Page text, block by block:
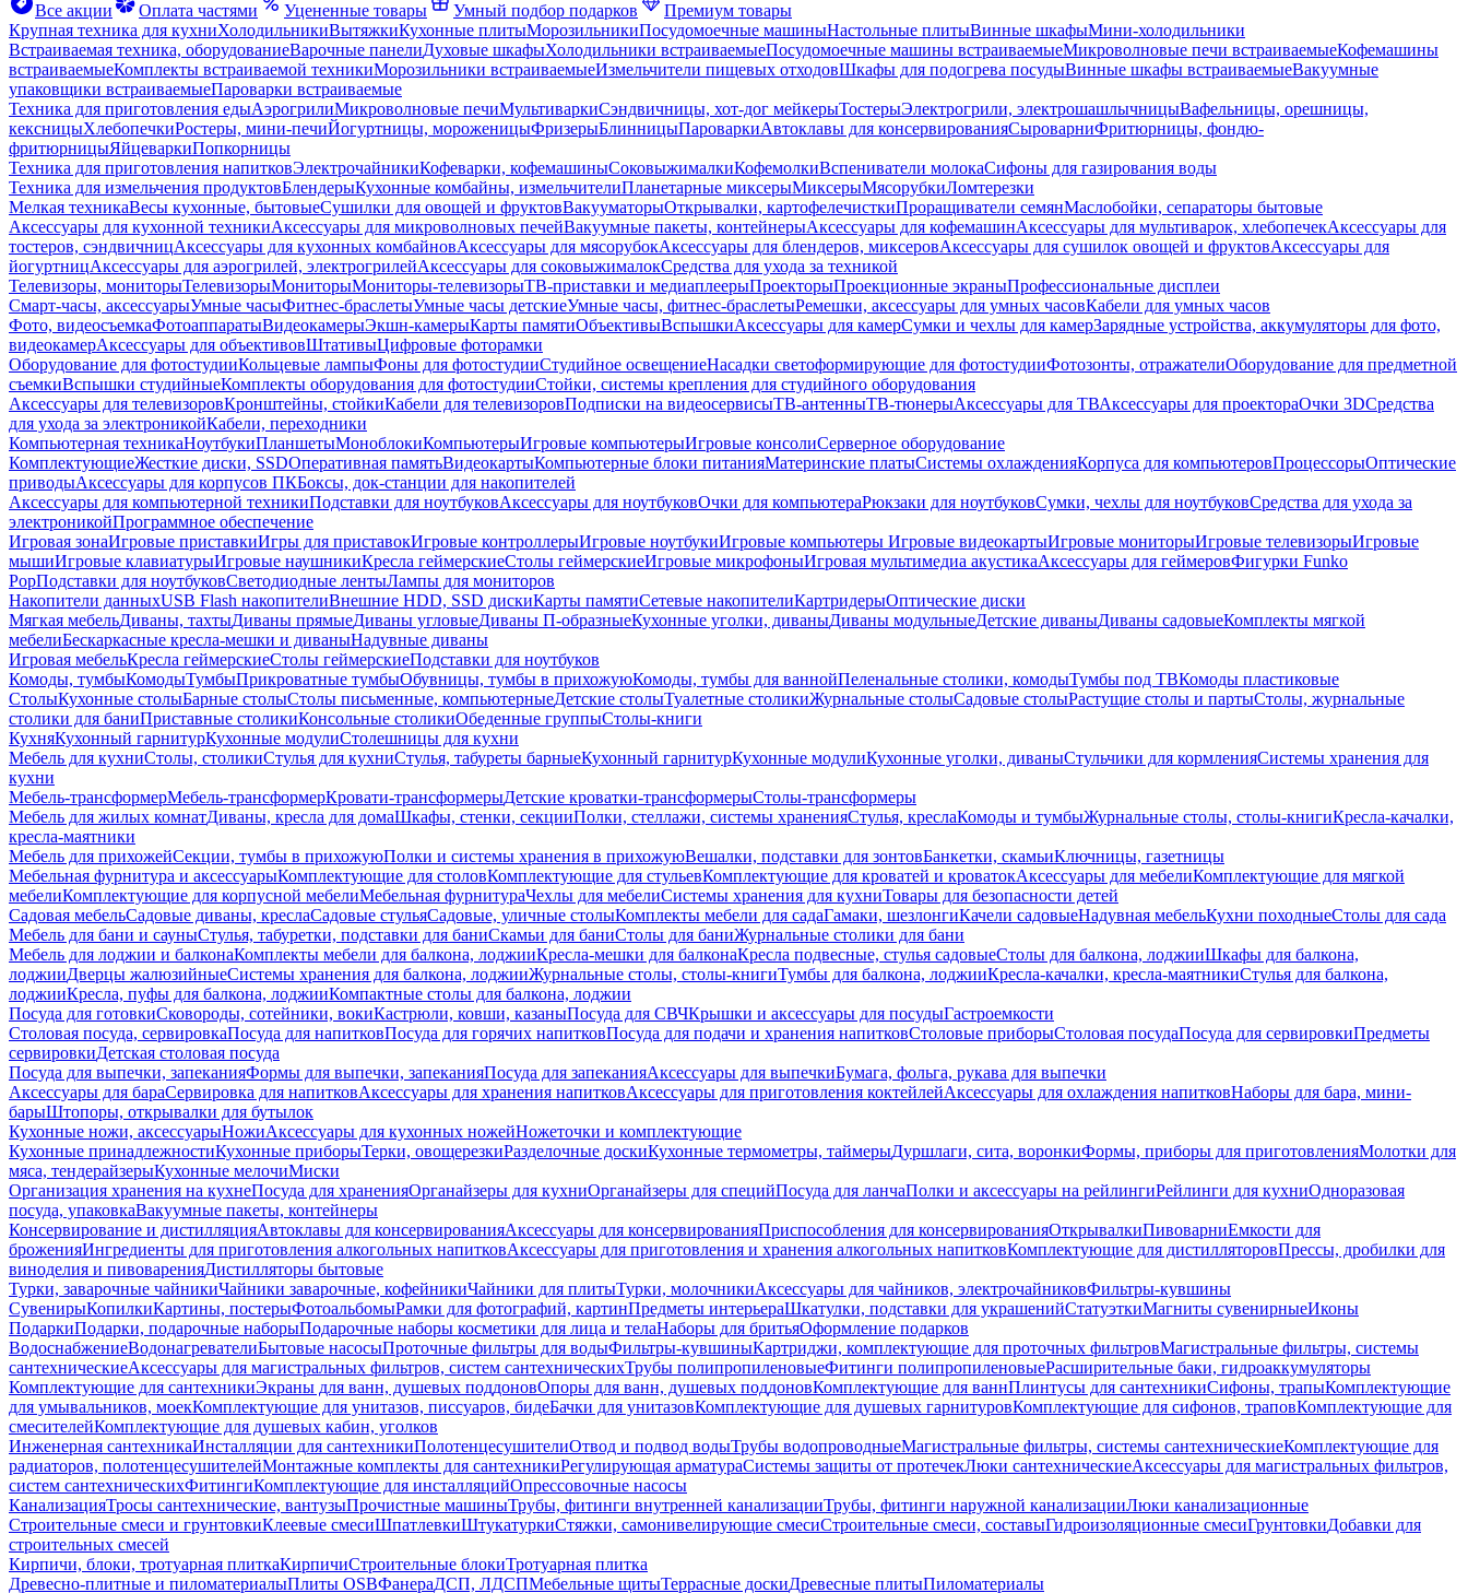
Все акции
Оплата частями Уцененные товары Умный подбор подарков
Премиум товары
Крупная техника для кухниХолодильникиВытяжкиКухонные плитыМорозильникиПосудомоечные машиныНастольные плитыВинные шкафыМини-холодильники
Встраиваемая техника, оборудованиеВарочные панелиДуховые шкафыХолодильники встраиваемыеПосудомоечные машины встраиваемыеМикроволновые печи встраиваемыеКофемашины
встраиваемыеКомплекты встраиваемой техникиМорозильники встраиваемыеИзмельчители пищевых отходовШкафы для подогрева посудыВинные шкафы встраиваемыеВакуумные
упаковщики встраиваемыеПароварки встраиваемые
Техника для приготовления едыАэрогрилиМикроволновые печиМультиваркиСэндвичницы, хот-дог мейкерыТостерыЭлектрогрили, электрошашлычницыВафельницы, орешницы,
кексницыХлебопечкиРостеры, мини-печиЙогуртницы, мороженицыФризерыБлинницыПароваркиАвтоклавы для консервированияСыроварниФритюрницы, фондю-
фритюрницыЯйцеваркиПопкорницы
Техника для приготовления напитковЭлектрочайникиКофеварки, кофемашиныСоковыжималкиКофемолкиВспениватели молокаСифоны для газирования воды
Техника для измельчения продуктовБлендерыКухонные комбайны, измельчителиПланетарные миксерыМиксерыМясорубкиЛомтерезки
Мелкая техникаВесы кухонные, бытовыеСушилки для овощей и фруктовВакууматорыОткрывалки, картофелечисткиПроращиватели семянМаслобойки, сепараторы бытовые
Аксессуары для кухонной техникиАксессуары для микроволновых печейВакуумные пакеты, контейнерыАксессуары для кофемашинАксессуары для мультиварок, хлебопечекАксессуары для
тостеров, сэндвичницАксессуары для кухонных комбайновАксессуары для мясорубокАксессуары для блендеров, миксеровАксессуары для сушилок овощей и фруктовАксессуары для
йогуртницАксессуары для аэрогрилей, электрогрилейАксессуары для соковыжималокСредства для ухода за техникой
Телевизоры, мониторыТелевизорыМониторыМониторы-телевизорыТВ-приставки и медиаплеерыПроекторыПроекционные экраныПрофессиональные дисплеи
Смарт-часы, аксессуарыУмные часыФитнес-браслетыУмные часы детскиеУмные часы, фитнес-браслетыРемешки, аксессуары для умных часовКабели для умных часов
Фото, видеосъемкаФотоаппаратыВидеокамерыЭкшн-камерыКарты памятиОбъективыВспышкиАксессуары для камерСумки и чехлы для камерЗарядные устройства, аккумуляторы для фото,
видеокамерАксессуары для объективовШтативыЦифровые фоторамки
Оборудование для фотостудииКольцевые лампыФоны для фотостудииСтудийное освещениеНасадки светоформирующие для фотостудииФотозонты, отражателиОборудование для предметной
съемкиВспышки студийныеКомплекты оборудования для фотостудииСтойки, системы крепления для студийного оборудования
Аксессуары для телевизоровКронштейны, стойкиКабели для телевизоровПодписки на видеосервисыТВ-антенныТВ-тюнерыАксессуары для ТВАксессуары для проектораОчки 3DСредства
для ухода за электроникойКабели, переходники
Компьютерная техникаНоутбукиПланшетыМоноблокиКомпьютерыИгровые компьютерыИгровые консолиСерверное оборудование
КомплектующиеЖесткие диски, SSDОперативная памятьВидеокартыКомпьютерные блоки питанияМатеринские платыСистемы охлажденияКорпуса для компьютеровПроцессорыОптические
приводыАксессуары для корпусов ПКБоксы, док-станции для накопителей
Аксессуары для компьютерной техникиПодставки для ноутбуковАксессуары для ноутбуковОчки для компьютераРюкзаки для ноутбуковСумки, чехлы для ноутбуковСредства для ухода за
электроникойПрограммное обеспечение
Игровая зонаИгровые приставкиИгры для приставокИгровые контроллерыИгровые ноутбукиИгровые компьютеры Игровые видеокартыИгровые мониторыИгровые телевизорыИгровые
мышиИгровые клавиатурыИгровые наушникиКресла геймерскиеСтолы геймерскиеИгровые микрофоныИгровая мультимедиа акустикаАксессуары для геймеровФигурки Funko
PopПодставки для ноутбуковСветодиодные лентыЛампы для мониторов
Накопители данныхUSB Flash накопителиВнешние HDD, SSD дискиКарты памятиСетевые накопителиКартридерыОптические диски
Мягкая мебельДиваны, тахтыДиваны прямыеДиваны угловыеДиваны П-образныеКухонные уголки, диваныДиваны модульныеДетские диваныДиваны садовыеКомплекты мягкой
мебелиБескаркасные кресла-мешки и диваныНадувные диваны
Игровая мебельКресла геймерскиеСтолы геймерскиеПодставки для ноутбуков
Комоды, тумбыКомодыТумбыПрикроватные тумбыОбувницы, тумбы в прихожуюКомоды, тумбы для ваннойПеленальные столики, комодыТумбы под ТВКомоды пластиковые
СтолыКухонные столыБарные столыСтолы письменные, компьютерныеДетские столыТуалетные столикиЖурнальные столыСадовые столыРастущие столы и партыСтолы, журнальные
столики для баниПриставные столикиКонсольные столикиОбеденные группыСтолы-книги
КухняКухонный гарнитурКухонные модулиСтолешницы для кухни
Мебель для кухниСтолы, столикиСтулья для кухниСтулья, табуреты барныеКухонный гарнитурКухонные модулиКухонные уголки, диваныСтульчики для кормленияСистемы хранения для
кухни
Мебель-трансформерМебель-трансформерКровати-трансформерыДетские кроватки-трансформерыСтолы-трансформеры
Мебель для жилых комнатДиваны, кресла для домаШкафы, стенки, секцииПолки, стеллажи, системы храненияСтулья, креслаКомоды и тумбыЖурнальные столы, столы-книгиКресла-качалки,
кресла-маятники
Мебель для прихожейСекции, тумбы в прихожуюПолки и системы хранения в прихожуюВешалки, подставки для зонтовБанкетки, скамьиКлючницы, газетницы
Мебельная фурнитура и аксессуарыКомплектующие для столовКомплектующие для стульевКомплектующие для кроватей и кроватокАксессуары для мебелиКомплектующие для мягкой
мебелиКомплектующие для корпусной мебелиМебельная фурнитураЧехлы для мебелиСистемы хранения для кухниТовары для безопасности детей
Садовая мебельСадовые диваны, креслаСадовые стульяСадовые, уличные столыКомплекты мебели для садаГамаки, шезлонгиКачели садовыеНадувная мебельКухни походныеСтолы для сада
Мебель для бани и сауныСтулья, табуретки, подставки для баниСкамьи для баниСтолы для баниЖурнальные столики для бани
Мебель для лоджии и балконаКомплекты мебели для балкона, лоджииКресла-мешки для балконаКресла подвесные, стулья садовыеСтолы для балкона, лоджииШкафы для балкона,
лоджииДверцы жалюзийныеСистемы хранения для балкона, лоджииЖурнальные столы, столы-книгиТумбы для балкона, лоджииКресла-качалки, кресла-маятникиСтулья для балкона,
лоджииКресла, пуфы для балкона, лоджииКомпактные столы для балкона, лоджии
Посуда для готовкиСковороды, сотейники, вокиКастрюли, ковши, казаныПосуда для СВЧКрышки и аксессуары для посудыГастроемкости
Столовая посуда, сервировкаПосуда для напитковПосуда для горячих напитковПосуда для подачи и хранения напитковСтоловые приборыСтоловая посудаПосуда для сервировкиПредметы
сервировкиДетская столовая посуда
Посуда для выпечки, запеканияФормы для выпечки, запеканияПосуда для запеканияАксессуары для выпечкиБумага, фольга, рукава для выпечки
Аксессуары для бараСервировка для напитковАксессуары для хранения напитковАксессуары для приготовления коктейлейАксессуары для охлаждения напитковНаборы для бара, мини-
барыШтопоры, открывалки для бутылок
Кухонные ножи, аксессуарыНожиАксессуары для кухонных ножейНожеточки и комплектующие
Кухонные принадлежностиКухонные приборыТерки, овощерезкиРазделочные доскиКухонные термометры, таймерыДуршлаги, сита, воронкиФормы, приборы для приготовленияМолотки для
мяса, тендерайзерыКухонные мелочиМиски
Организация хранения на кухнеПосуда для храненияОрганайзеры для кухниОрганайзеры для специйПосуда для ланчаПолки и аксессуары на рейлингиРейлинги для кухниОдноразовая
посуда, упаковкаВакуумные пакеты, контейнеры
Консервирование и дистилляцияАвтоклавы для консервированияАксессуары для консервированияПриспособления для консервированияОткрывалкиПивоварниЕмкости для
броженияИнгредиенты для приготовления алкогольных напитковАксессуары для приготовления и хранения алкогольных напитковКомплектующие для дистилляторовПрессы, дробилки для
виноделия и пивоваренияДистилляторы бытовые
Турки, заварочные чайникиЧайники заварочные, кофейникиЧайники для плитыТурки, молочникиАксессуары для чайников, электрочайниковФильтры-кувшины
СувенирыКопилкиКартины, постерыФотоальбомыРамки для фотографий, картинПредметы интерьераШкатулки, подставки для украшенийСтатуэткиМагниты сувенирныеИконы
ПодаркиПодарки, подарочные наборыПодарочные наборы косметики для лица и телаНаборы для бритьяОформление подарков
ВодоснабжениеВодонагревателиБытовые насосыПроточные фильтры для водыФильтры-кувшиныКартриджи, комплектующие для проточных фильтровМагистральные фильтры, системы
сантехническиеАксессуары для магистральных фильтров, систем сантехническихТрубы полипропиленовыеФитинги полипропиленовыеРасширительные баки, гидроаккумуляторы
Комплектующие для сантехникиЭкраны для ванн, душевых поддоновОпоры для ванн, душевых поддоновКомплектующие для ваннПлинтусы для сантехникиСифоны, трапыКомплектующие
для умывальников, моекКомплектующие для унитазов, писсуаров, бидеБачки для унитазовКомплектующие для душевых гарнитуровКомплектующие для сифонов, траповКомплектующие для
смесителейКомплектующие для душевых кабин, уголков
Инженерная сантехникаИнсталляции для сантехникиПолотенцесушителиОтвод и подвод водыТрубы водопроводныеМагистральные фильтры, системы сантехническиеКомплектующие для
радиаторов, полотенцесушителейМонтажные комплекты для сантехникиРегулирующая арматураСистемы защиты от протечекЛюки сантехническиеАксессуары для магистральных фильтров,
систем сантехническихФитингиКомплектующие для инсталляцийОпрессовочные насосы
КанализацияТросы сантехнические, вантузыПрочистные машиныТрубы, фитинги внутренней канализацииТрубы, фитинги наружной канализацииЛюки канализационные
Строительные смеси и грунтовкиКлеевые смесиШпатлевкиШтукатуркиСтяжки, самонивелирующие смесиСтроительные смеси, составыГидроизоляционные смесиГрунтовкиДобавки для
строительных смесей
Кирпичи, блоки, тротуарная плиткаКирпичиСтроительные блокиТротуарная плитка
Древесно-плитные и пиломатериалыПлиты OSBФанераДСП, ЛДСПМебельные щитыТеррасные доскиДревесные плитыПиломатериалы